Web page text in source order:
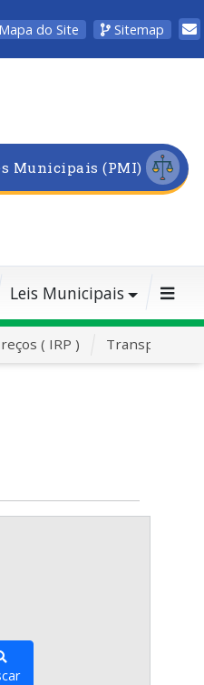
Mapa do Site Sitemap
Municipais (PMI)
Leis Municipais
( IRP ) Transporte